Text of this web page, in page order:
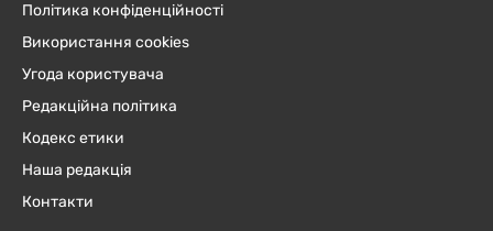
Політика конфіденційності
Використання cookies
Угода користувача
Редакційна політика
Кодекс етики
Наша редакція
Контакти